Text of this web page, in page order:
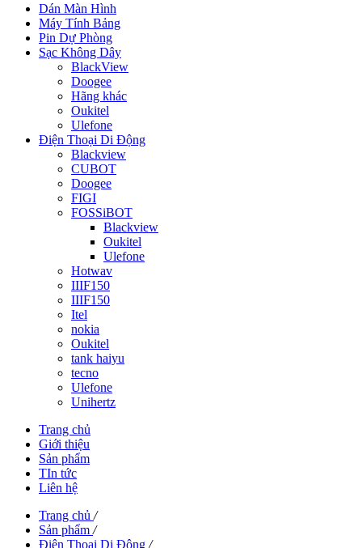
Dán Màn Hình
Máy Tính Bảng
Pin Dự Phòng
Sạc Không Dây
BlackView
Doogee
Hãng khác
Oukitel
Ulefone
Điện Thoại Di Động
Blackview
CUBOT
Doogee
FIGI
FOSSiBOT
Blackview
Oukitel
Ulefone
Hotwav
IIIF150
IIIF150
Itel
nokia
Oukitel
tank haiyu
tecno
Ulefone
Unihertz
Trang chủ
Giới thiệu
Sản phẩm
TIn tức
Liên hệ
Trang chủ /
Sản phẩm /
Điện Thoại Di Động /